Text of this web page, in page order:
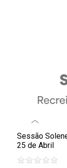
Sessão
25 de Abril